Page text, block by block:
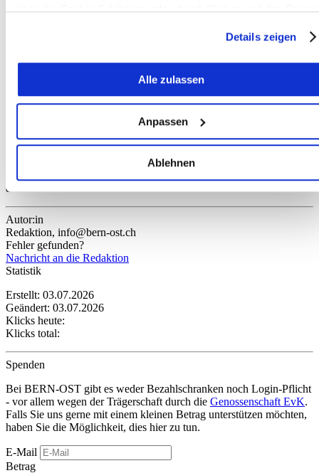
über die Cookie-Erklärung oder durch Klicken auf das
Wenn Sie es erlauben, würden wir auch gerne:
Informationen über Ihre geografische Lage erfassen,
welche bis auf einige Meter genau sein können
Merkmalen (Fingerprinting) identifizieren
Erfahren Sie mehr darüber, wie Ihre persönlichen Daten
verarbeitet werden, und legen Sie Ihre Präferenzen im
Abschnitt Einzelheitenfest.
Wir verwenden Cookies, um Inhalte und Anzeigen zu
personalisieren, Funktionen für soziale Medien anbieten zu
können und die Zugriffe auf unsere Website zu analysieren.
Außerdem geben wir Informationen zu Ihrer Verwendung
Werbung und Analysen weiter. Unsere Partner führen diese
Informationen möglicherweise mit weiteren Daten
die Sie ihnen bereitgestellt haben oder die sie im Rahmen
Ihrer Nutzung der Dienste gesammelt haben.
Details zeigen
Alle zulassen
Anpassen
Ablehnen
Jubiläumsbotschaft
In einemKurzinterview blickt Thomas Lädrach, Geschäftsleiter der
OLWO, zurück auf die Meilensteine dieses besonderen Weges und
das Unternehmen weiterentwickeln will.
Autor:in
Redaktion, info@bern-ost.ch
Fehler gefunden?
Nachricht an die Redaktion
Statistik
Erstellt: 03.07.2026
Geändert: 03.07.2026
Klicks heute:
Klicks total:
Spenden
Bei BERN-OST gibt es weder Bezahlschranken noch Login-Pflicht
- vor allem wegen der Trägerschaft durch die Genossenschaft EvK.
Falls Sie uns gerne mit einem kleinen Betrag unterstützen möchten,
haben Sie die Möglichkeit, dies hier zu tun.
E-Mail
Betrag